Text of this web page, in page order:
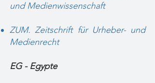
und Medienwissenschaft
ZUM. Zeitschrift für Urheber- und
Medienrecht
EG - Egypte